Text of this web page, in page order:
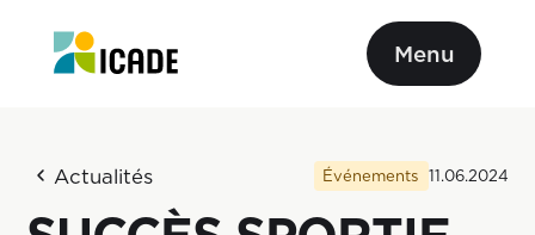
Menu
Actualités Événements 11.06.2024